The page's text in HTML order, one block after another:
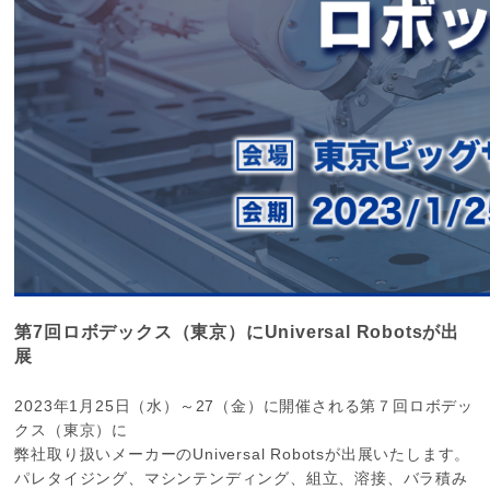
第7回ロボデックス（東京）にUniversal Robotsが出
展
2023年1月25日（水）～27（金）に開催される第７回ロボデッ
クス（東京）に
弊社取り扱いメーカーのUniversal Robotsが出展いたします。
パレタイジング、マシンテンディング、組立、溶接、バラ積み